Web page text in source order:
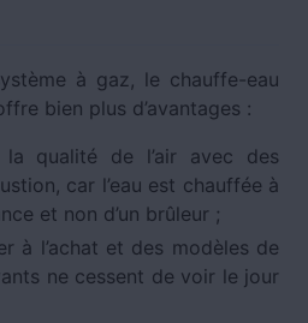
à gaz, le chauffe-eau
bien plus d’avantages :
qualité de l’air avec des
car l’eau est chauffée à
et non d’un brûleur ;
à l’achat et des modèles de
ne cessent de voir le jour